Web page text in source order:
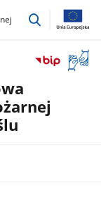
przejdź
okno